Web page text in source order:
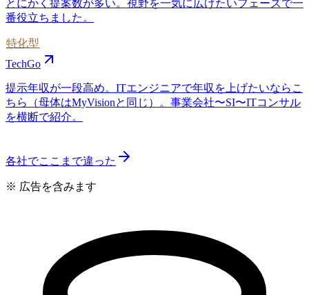
とにかく提案数が多い。視野を一気に広げたいフェーズで一
番役立ちました。
特化型
TechGo
提示年収が一段高め。ITエンジニアで年収を上げたいならこ
ちら（母体はMyVisionと同じ）。事業会社〜SI〜ITコンサル
を横断で紹介。
各社でここまで違った
※ 広告を含みます